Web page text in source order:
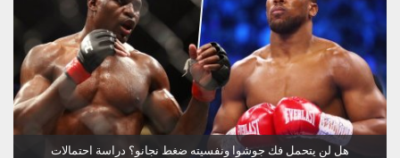
هل لن يتحمل فك جوشوا ونفسيته ضغط نجانو؟ دراسة احتمالات